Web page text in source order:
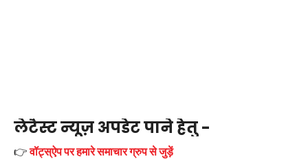
लेटैस्ट न्यूज़ अपडेट पाने हेतु -
👉वॉट्स्ऐप पर हमारे समाचार ग्रुप से जुड़ें